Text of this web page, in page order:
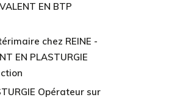
EN BTP
chez REINE -
EN PLASTURGIE
Opérateur sur